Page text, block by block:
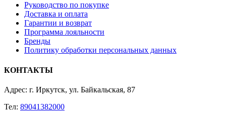
Руководство по покупке
Доставка и оплата
Гарантии и возврат
Программа лояльности
Бренды
Политику обработки персональных данных
КОНТАКТЫ
Адрес: г. Иркутск, ул. Байкальская, 87
Тел: 89041382000